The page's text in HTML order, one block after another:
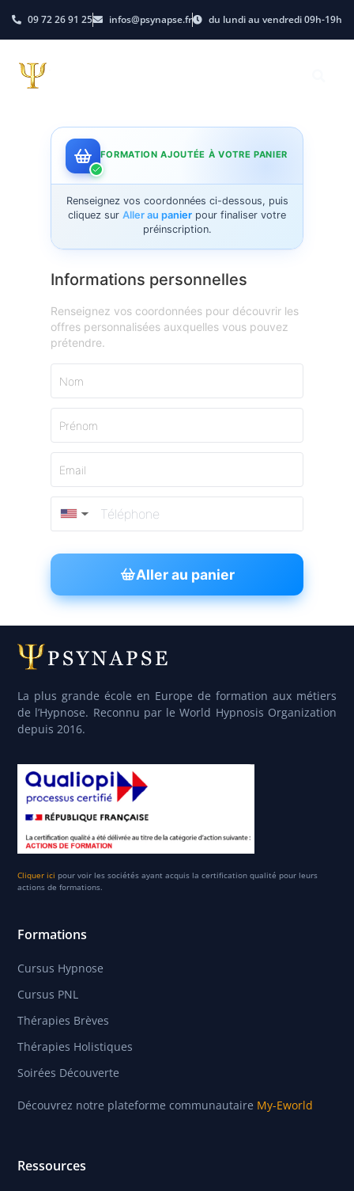
09 72 26 91 25 infos@psynapse.fr du lundi au vendredi 09h-19h
FORMATION AJOUTÉE À VOTRE PANIER
Renseignez vos coordonnées ci-dessous, puis
cliquez sur Aller au panier pour finaliser votre
préinscription.
Informations personnelles
Renseignez vos coordonnées pour découvrir les
offres personnalisées auxquelles vous pouvez
prétendre.
Nom
Prénom
Email
▼
Aller au panier
La plus grande école en Europe de formation aux métiers
de l’Hypnose. Reconnu par le World Hypnosis Organization
depuis 2016.
Cliquer ici pour voir les sociétés ayant acquis la certification qualité pour leurs
actions de formations.
Formations
Cursus Hypnose
Cursus PNL
Thérapies Brèves
Thérapies Holistiques
Soirées Découverte
Découvrez notre plateforme communautaire My-Eworld
Ressources